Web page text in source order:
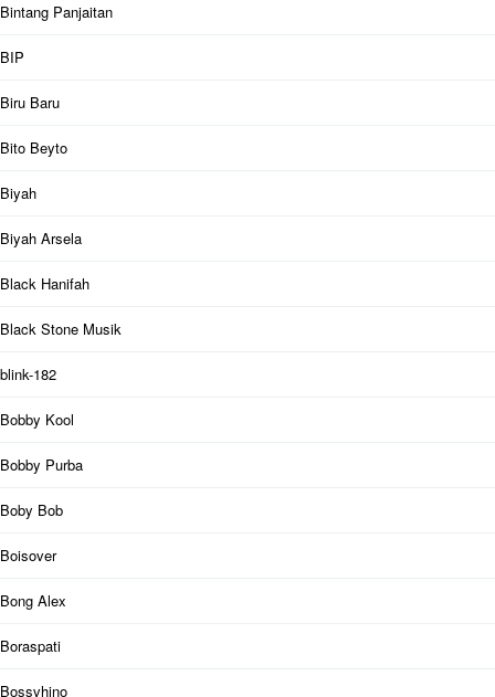
Bintang Panjaitan
BIP
Biru Baru
Bito Beyto
Biyah
Biyah Arsela
Black Hanifah
Black Stone Musik
blink-182
Bobby Kool
Bobby Purba
Boby Bob
Boisover
Bong Alex
Boraspati
Bossvhino